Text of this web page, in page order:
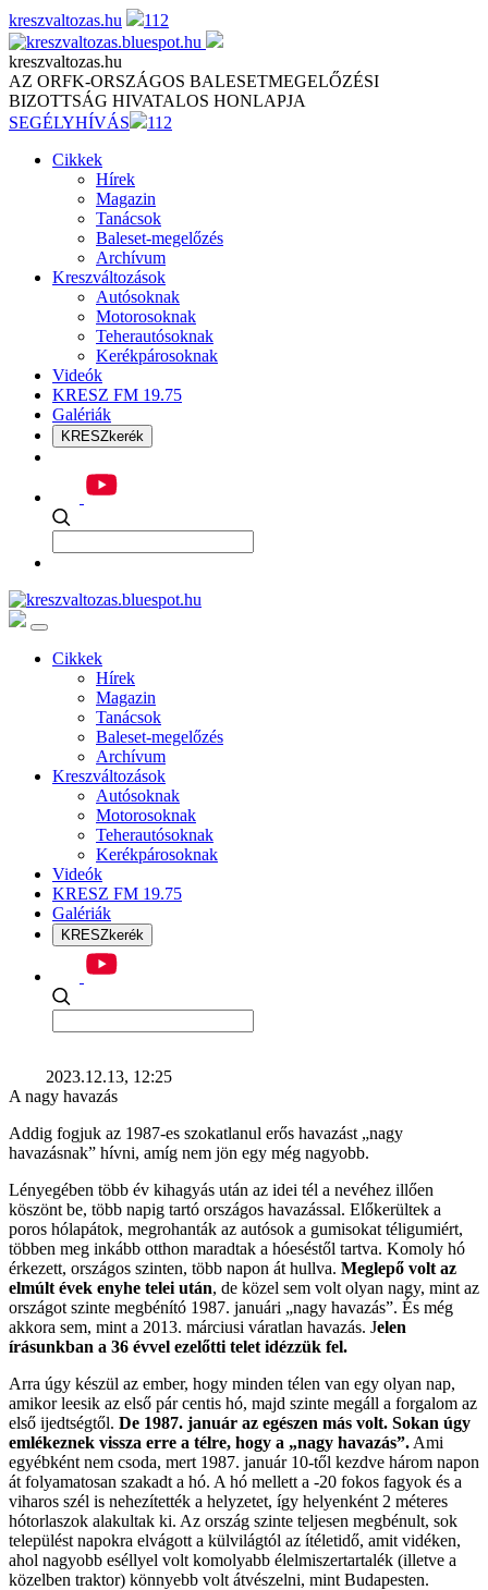
Skip
to
content
kreszvaltozas.hu 112
kreszvaltozas.hu
AZ ORFK-ORSZÁGOS BALESETMEGELŐZÉSI
BIZOTTSÁG HIVATALOS HONLAPJA
SEGÉLYHÍVÁS
112
Cikkek
Hírek
Magazin
Tanácsok
Baleset-megelőzés
Archívum
Kreszváltozások
Autósoknak
Motorosoknak
Teherautósoknak
Kerékpárosoknak
Videók
KRESZ FM 19.75
Galériák
KRESZkerék
Cikkek
Hírek
Magazin
Tanácsok
Baleset-megelőzés
Archívum
Kreszváltozások
Autósoknak
Motorosoknak
Teherautósoknak
Kerékpárosoknak
Videók
KRESZ FM 19.75
Galériák
KRESZkerék
2023.12.13, 12:25
A nagy havazás
Addig fogjuk az 1987-es szokatlanul erős havazást „nagy
havazásnak” hívni, amíg nem jön egy még nagyobb.
Lényegében több év kihagyás után az idei tél a nevéhez illően
köszönt be, több napig tartó országos havazással. Előkerültek a
poros hólapátok, megrohanták az autósok a gumisokat téligumiért,
többen meg inkább otthon maradtak a hóeséstől tartva. Komoly hó
érkezett, országos szinten, több napon át hullva. Meglepő volt az
elmúlt évek enyhe telei után, de közel sem volt olyan nagy, mint az
országot szinte megbénító 1987. januári „nagy havazás”. És még
akkora sem, mint a 2013. márciusi váratlan havazás. Jelen
írásunkban a 36 évvel ezelőtti telet idézzük fel.
Arra úgy készül az ember, hogy minden télen van egy olyan nap,
amikor leesik az első pár centis hó, majd szinte megáll a forgalom az
első ijedtségtől. De 1987. január az egészen más volt. Sokan úgy
emlékeznek vissza erre a télre, hogy a „nagy havazás”. Ami
egyébként nem csoda, mert 1987. január 10-től kezdve három napon
át folyamatosan szakadt a hó. A hó mellett a -20 fokos fagyok és a
viharos szél is nehezítették a helyzetet, így helyenként 2 méteres
hótorlaszok alakultak ki. Az ország szinte teljesen megbénult, sok
települést napokra elvágott a külvilágtól az ítéletidő, amit vidéken,
ahol nagyobb eséllyel volt komolyabb élelmiszertartalék (illetve a
közelben traktor) könnyebb volt átvészelni, mint Budapesten.